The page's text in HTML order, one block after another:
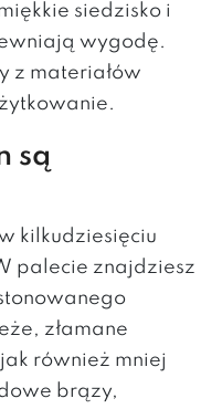
siedzisko i
wygodę.
z materiałów
są
kilkudziesięciu
palecie znajdziesz
złamane
również mniej
brązy,